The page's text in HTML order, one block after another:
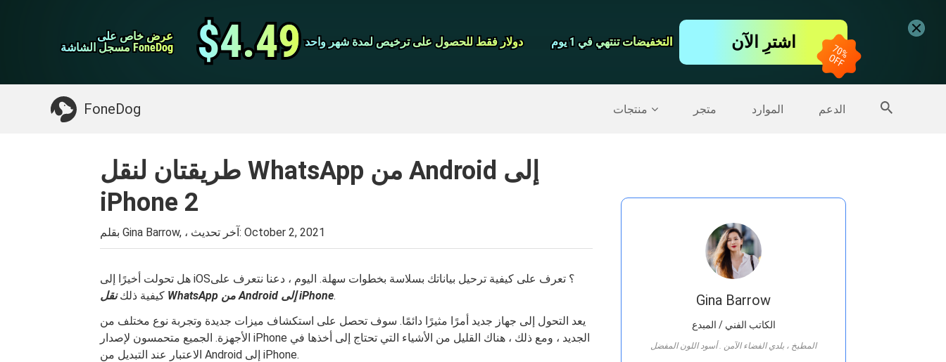
عرض خاص على
عرض خاص على
مسجل الشاشة FoneDog
مسجل الشاشة FoneDog $4.49
$4.49 دولار فقط للحصول على ترخيص لمدة شهر واحد
دولار فقط للحصول على ترخيص لمدة شهر واحد التخفيضات تنتهي في 1 يوم
التخفيضات تنتهي في 1 يوم اشترِ الآن
FoneDog منتجات متجر الموارد الدعم
اي فون منظف
شيء قد تحتاجه: المزيد من المنتجات
طريقتان لنقل WhatsApp من Android إلى
iPhone 2
بقلم Gina Barrow, ، آخر تحديث: October 2, 2021
هل تحولت أخيرًا إلى iOS؟ تعرف على كيفية ترحيل بياناتك بسلاسة بخطوات سهلة. اليوم ، دعنا نتعرف على
كيفية ذلك
نقل WhatsApp من Android إلى iPhone.
يعد التحول إلى جهاز جديد أمرًا مثيرًا دائمًا. سوف تحصل على استكشاف ميزات جديدة وتجربة نوع مختلف من
الأجهزة. الجميع متحمسون لإصدار iPhone الجديد ، ومع ذلك ، هناك القليل من الأشياء التي تحتاج إلى أخذها في
الاعتبار عند التبديل من Android إلى iPhone.
Gina Barrow
الكاتب الفني / المبدع
المطبخ ، بلدي الفضاء الآمن . أسود اللون المفضل